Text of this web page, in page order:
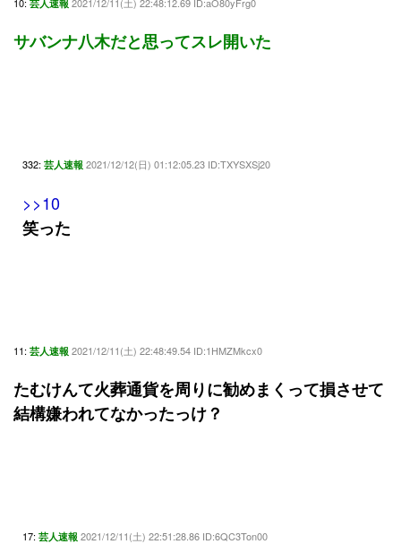
芸人速報
サバンナ八木だと思ってスレ開いた
332: 芸人速報 2021/12/12(日) 01:12:05.23 ID:TXYSXSj20
>>10
笑った
11: 芸人速報 2021/12/11(土) 22:48:49.54 ID:1HMZMkcx0
たむけんて火葬通貨を周りに勧めまくって損させて
結構嫌われてなかったっけ？
17: 芸人速報 2021/12/11(土) 22:51:28.86 ID:6QC3Ton00